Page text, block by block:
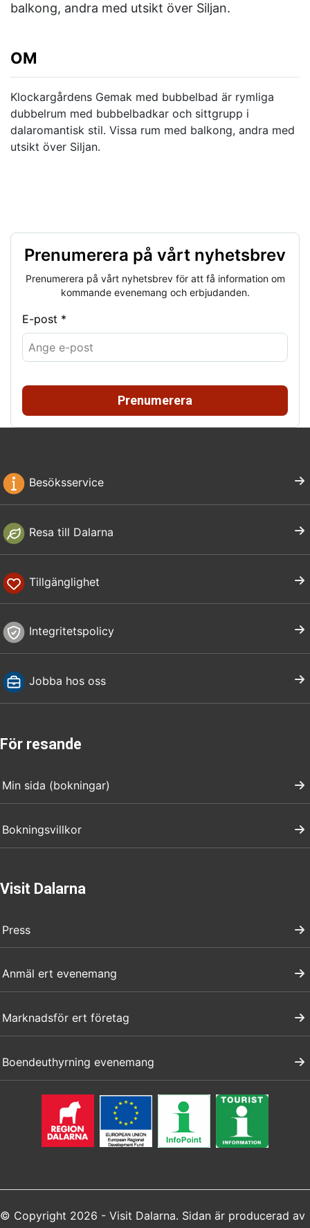
balkong, andra med utsikt över Siljan.
OM
Klockargårdens Gemak med bubbelbad är rymliga
dubbelrum med bubbelbadkar och sittgrupp i
dalaromantisk stil. Vissa rum med balkong, andra med
utsikt över Siljan.
Prenumerera på vårt nyhetsbrev
Prenumerera på vårt nyhetsbrev för att få information om
kommande evenemang och erbjudanden.
E-post *
Prenumerera
Besöksservice
Resa till Dalarna
Tillgänglighet
Integritetspolicy
Jobba hos oss
För resande
Min sida (bokningar)
Bokningsvillkor
Visit Dalarna
Press
Anmäl ert evenemang
Marknadsför ert företag
Boendeuthyrning evenemang
© Copyright 2026 - Visit Dalarna. Sidan är producerad av